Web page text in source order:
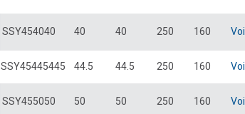
SSY454040 40 40 250 160
SSY45445445 44.5 44.5 250 160
SSY455050 50 50 250 160